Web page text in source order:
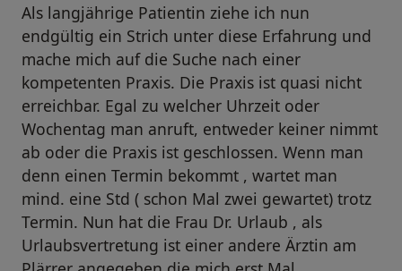
Als langjährige Patientin ziehe ich nun
endgültig ein Strich unter diese Erfahrung und
mache mich auf die Suche nach einer
kompetenten Praxis. Die Praxis ist quasi nicht
erreichbar. Egal zu welcher Uhrzeit oder
Wochentag man anruft, entweder keiner nimmt
ab oder die Praxis ist geschlossen. Wenn man
denn einen Termin bekommt , wartet man
mind. eine Std ( schon Mal zwei gewartet) trotz
Termin. Nun hat die Frau Dr. Urlaub , als
Urlaubsvertretung ist einer andere Ärztin am